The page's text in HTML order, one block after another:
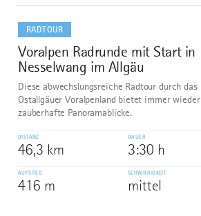
RADTOUR
9
Voralpen Radrunde mit Start in
Nesselwang im Allgäu
Diese abwechslungsreiche Radtour durch das
Ostallgäuer Voralpenland bietet immer wieder
zauberhafte Panoramablicke.
DISTANZ
46,3 km
DAUER
3:30 h
AUFSTIEG
416 m
SCHWIERIGKEIT
mittel
dazu